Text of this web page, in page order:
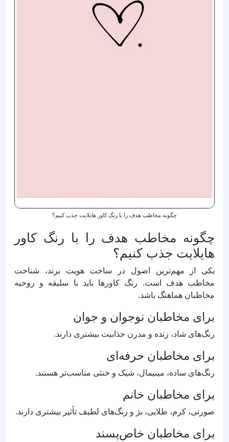
چگونه مخاطب هدف را با رنگ کاور هایلایت جذب کنیم؟
چگونه مخاطب هدف را با رنگ کاور
هایلایت جذب کنیم؟
یکی از مهم‌ترین اصول در ساخت هویت برند، شناخت
مخاطب هدف است. رنگ کاورها باید با سلیقه و روحیه
مخاطبان هماهنگ باشد.
برای مخاطبان نوجوان و جوان
رنگ‌های شاد، زنده و مدرن جذابیت بیشتری دارند.
برای مخاطبان حرفه‌ای
رنگ‌های ساده، مینیمال، شیک و خنثی مناسب‌تر هستند.
برای مخاطبان خانم
صورتی، کرم، طلایی، بژ و رنگ‌های لطیف تأثیر بیشتری دارند.
برای مخاطبان خاص‌پسند